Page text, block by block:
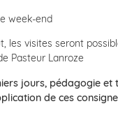
week-end
les visites seront
Pasteur Lanroze
jours, pédagogie et
de ces